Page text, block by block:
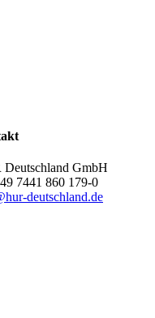
GmbH
7441 860 179-0
deutschland.de